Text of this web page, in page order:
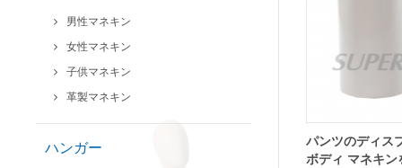
男性マネキン
女性マネキン
子供マネキン
革製マネキン
ハンガー
パンツのディス
ボディ マネキ